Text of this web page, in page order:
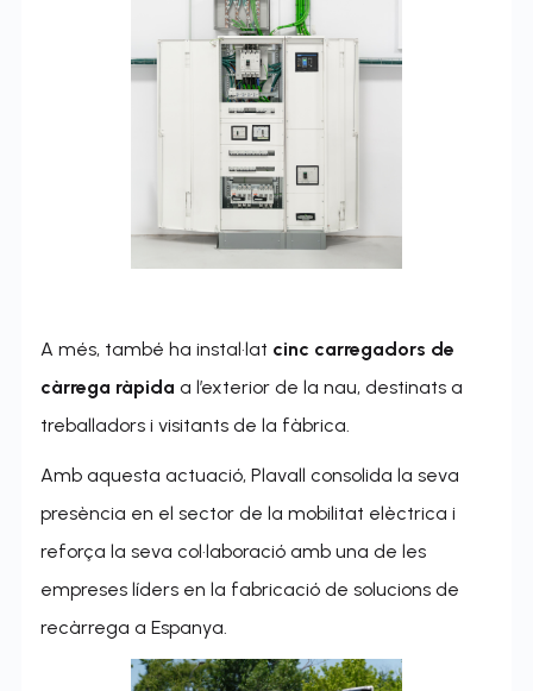
A més, també ha instal·lat cinc carregadors de
càrrega ràpida a l’exterior de la nau, destinats a
treballadors i visitants de la fàbrica.
Amb aquesta actuació, Plavall consolida la seva
presència en el sector de la mobilitat elèctrica i
reforça la seva col·laboració amb una de les
empreses líders en la fabricació de solucions de
recàrrega a Espanya.